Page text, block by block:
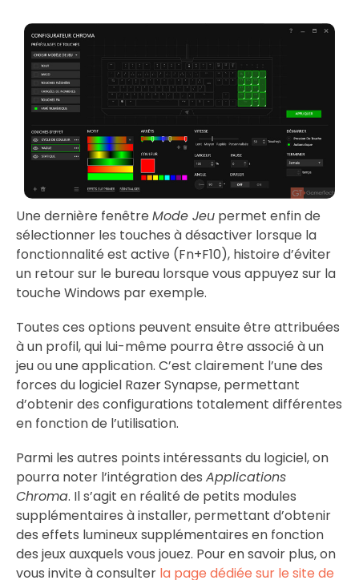
Une dernière fenêtre Mode Jeu permet enfin de
sélectionner les touches à désactiver lorsque la
fonctionnalité est active (Fn+F10), histoire d’éviter
un retour sur le bureau lorsque vous appuyez sur la
touche Windows par exemple.
Toutes ces options peuvent ensuite être attribuées
à un profil, qui lui-même pourra être associé à un
jeu ou une application. C’est clairement l’une des
forces du logiciel Razer Synapse, permettant
d’obtenir des configurations totalement différentes
en fonction de l’utilisation.
Parmi les autres points intéressants du logiciel, on
pourra noter l’intégration des Applications
Chroma. Il s’agit en réalité de petits modules
supplémentaires à installer, permettant d’obtenir
des effets lumineux supplémentaires en fonction
des jeux auxquels vous jouez. Pour en savoir plus, on
vous invite à consulter la page dédiée sur le site de